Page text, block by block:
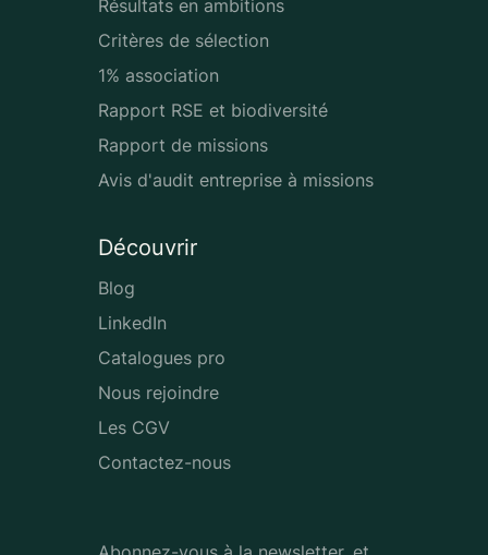
Résultats en ambitions
Critères de sélection
1% association
Rapport RSE et biodiversité
Rapport de missions
Avis d'audit entreprise à missions
Découvrir
Blog
LinkedIn
Catalogues pro
Nous rejoindre
Les CGV
Contactez-nous